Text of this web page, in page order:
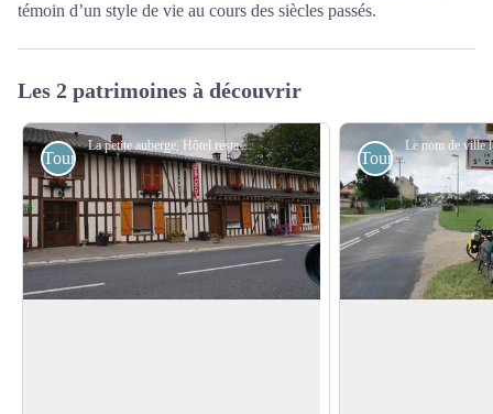
témoin d’un style de vie au cours des siècles passés.
Les 2 patrimoines à découvrir
La petite auberge, Hôtel restaurant en pans-de-bois à Chatelraould - Amis saint Colomban
Touristiques Touristiques